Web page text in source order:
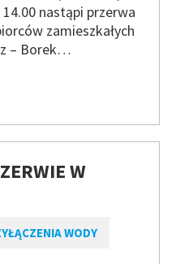
nastąpi przerwa
zamieszkałych
– Borek…
W
WODY